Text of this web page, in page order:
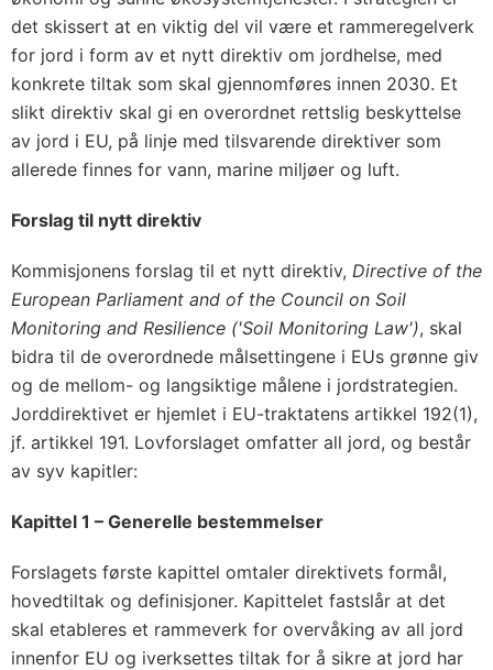
det skissert at en viktig del vil være et rammeregelverk
for jord i form av et nytt direktiv om jordhelse, med
konkrete tiltak som skal gjennomføres innen 2030. Et
slikt direktiv skal gi en overordnet rettslig beskyttelse
av jord i EU, på linje med tilsvarende direktiver som
allerede finnes for vann, marine miljøer og luft.
Forslag til nytt direktiv
Kommisjonens forslag til et nytt direktiv, Directive of the
European Parliament and of the Council on Soil
Monitoring and Resilience ('Soil Monitoring Law'), skal
bidra til de overordnede målsettingene i EUs grønne giv
og de mellom- og langsiktige målene i jordstrategien.
Jorddirektivet er hjemlet i EU-traktatens artikkel 192(1),
jf. artikkel 191. Lovforslaget omfatter all jord, og består
av syv kapitler:
Kapittel 1 – Generelle bestemmelser
Forslagets første kapittel omtaler direktivets formål,
hovedtiltak og definisjoner. Kapittelet fastslår at det
skal etableres et rammeverk for overvåking av all jord
innenfor EU og iverksettes tiltak for å sikre at jord har